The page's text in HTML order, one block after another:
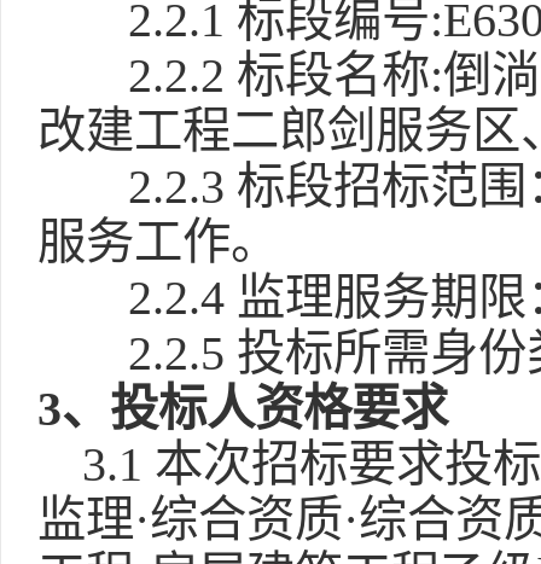
2.2.1 标段编号
2.2.2 标段名称:倒
改建工程二郎剑服务区
2.2.3 标段招标范
服务工作。
2.2.4 监理服务期限
2.2.5 投标所需身
3、投标人资格要求
3.1 本次招标要求投
监理·综合资质·综合资